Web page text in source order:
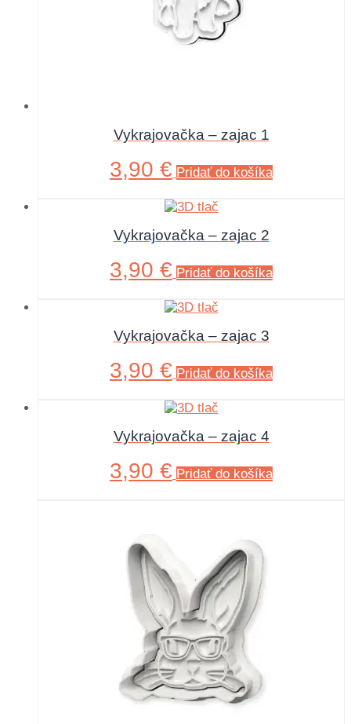
Vykrajovačka – zajac 1
3,90 € Pridať do košíka
Vykrajovačka – zajac 2
3,90 € Pridať do košíka
Vykrajovačka – zajac 3
3,90 € Pridať do košíka
Vykrajovačka – zajac 4
3,90 € Pridať do košíka